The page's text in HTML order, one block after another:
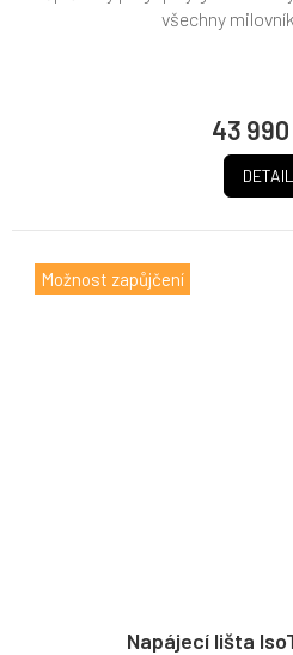
43
DETAIL
všechny
Možnost zapůjčení
Napájecí lišta